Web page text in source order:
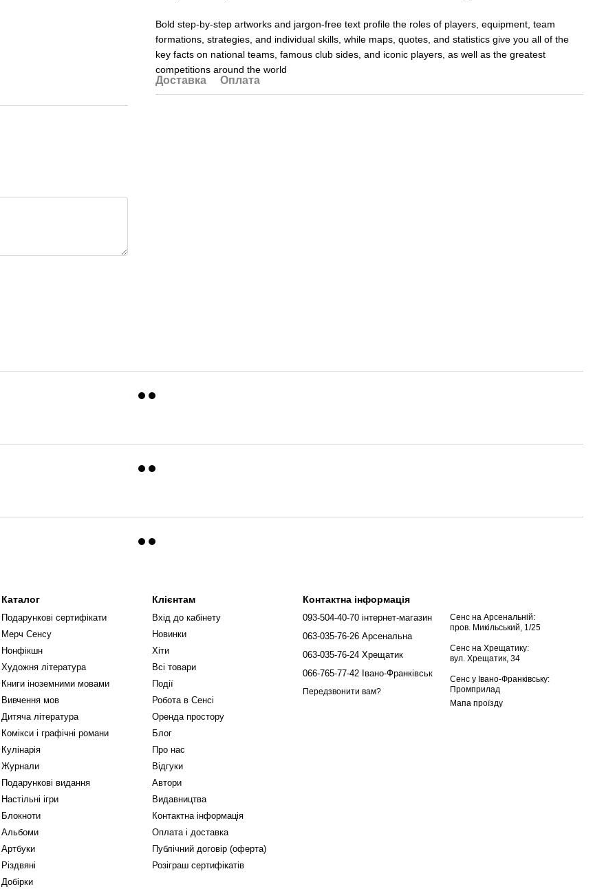
Bold step-by-step artworks and jargon-free text profile the roles of players, equipment, team
formations, strategies, and individual skills, while maps, quotes, and statistics give you all of the
key facts on national teams, famous club sides, and iconic players, as well as the greatest
competitions around the world
Доставка Оплата
Каталог
Подарункові сертифікати
Мерч Сенсу
Нонфікшн
Художня література
Книги іноземними мовами
Вивчення мов
Дитяча література
Комікси і графічні романи
Кулінарія
Журнали
Подарункові видання
Настільні ігри
Блокноти
Альбоми
Артбуки
Різдвяні
Добірки
Клієнтам
Вхід до кабінету
Новинки
Хіти
Всі товари
Події
Робота в Сенсі
Оренда простору
Блог
Про нас
Відгуки
Автори
Видавництва
Контактна інформація
Оплата і доставка
Публічний договір (оферта)
Розіграш сертифікатів
Контактна інформація
093-504-40-70 інтернет-магазин
063-035-76-26 Арсенальна
063-035-76-24 Хрещатик
066-765-77-42 Івано-Франківськ
Передзвонити вам?
Сенс на Арсенальній:
пров. Микільський, 1/25
Сенс на Хрещатику:
вул. Хрещатик, 34
Сенс у Івано-Франківську:
Промприлад
Мапа проїзду